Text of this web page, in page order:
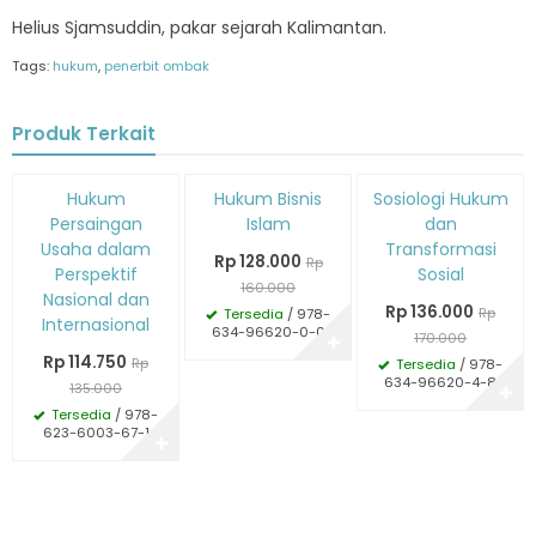
Helius Sjamsuddin, pakar sejarah Kalimantan.
Tags: hukum, penerbit ombak
Produk Terkait
Hukum
Persaingan
Usaha dalam
Perspektif
Nasional dan
Internasional
Rp 114.750 Rp
135.000
Tersedia / 978-
623-6003-67-1
Diskon
20%
Hukum Bisnis
Islam
Rp 128.000 Rp
160.000
Tersedia / 978-
634-96620-0-0
Diskon
20%
Sosiologi Hukum
dan
Transformasi
Sosial
Rp 136.000 Rp
170.000
Tersedia / 978-
634-96620-4-8